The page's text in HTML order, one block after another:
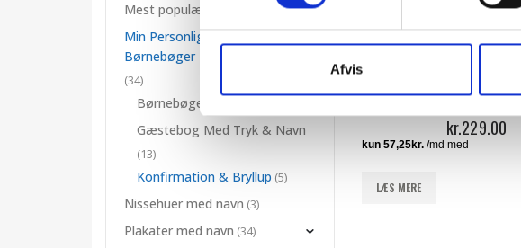
AfvisKONFIRMATION & BRYLLUP
kr.229.00
LÆS MERE
Mest populære gaver
Min Personlige Bog -
Børnebøger
(34)
Børnebøger med navn
Gæstebog Med Tryk & Navn
(13)
Konfirmation & Bryllup (5)
Nissehuer med navn (3)
Plakater med navn (34)